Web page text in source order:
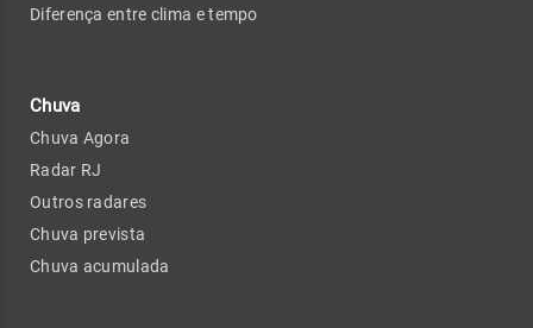
Diferença entre clima e tempo
Chuva
Chuva Agora
Radar RJ
Outros radares
Chuva prevista
Chuva acumulada